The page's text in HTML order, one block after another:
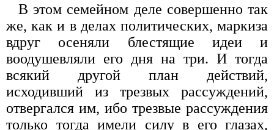
В этом семейном деле совершенно так
же, как и в делах политических, маркиза
вдруг осеняли блестящие идеи и
воодушевляли его дня на три. И тогда
всякий другой план действий,
исходивший из трезвых рассуждений,
отвергался им, ибо трезвые рассуждения
только тогда имели силу в его глазах,